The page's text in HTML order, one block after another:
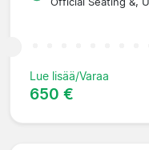
Lue lisää/Varaa
650 €